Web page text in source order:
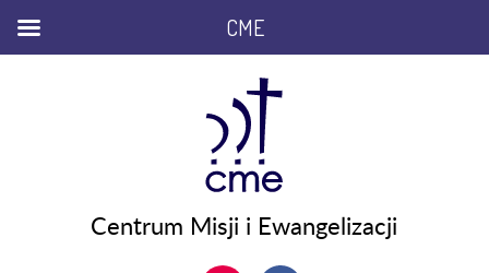
Centrum Misji i Ewangelizacji
CME